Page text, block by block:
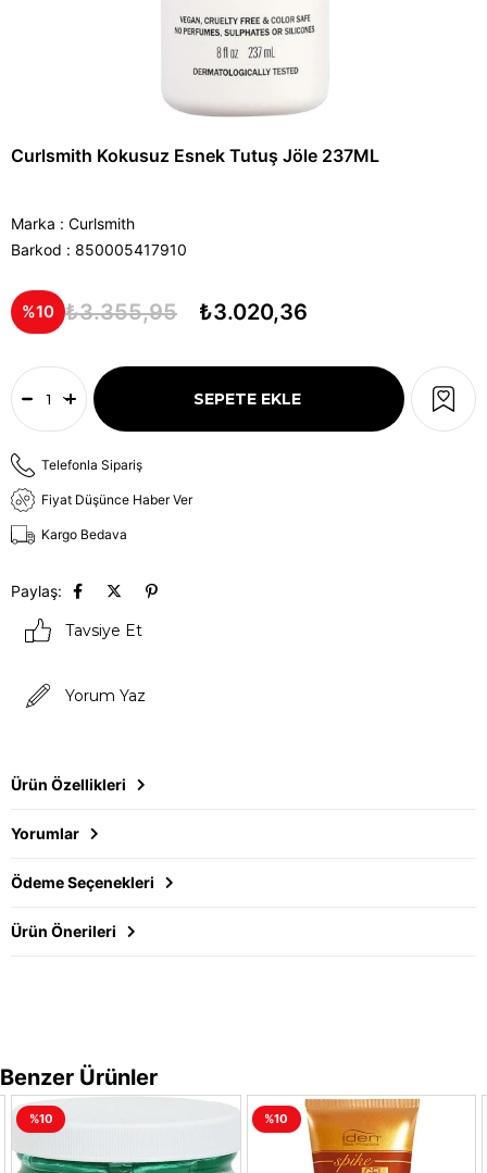
Curlsmith Kokusuz Esnek Tutuş Jöle 237ML
Marka : Curlsmith
Barkod : 850005417910
10 ₺3.355,95 ₺3.020,36
Telefonla Sipariş
Fiyat Düşünce Haber Ver
Kargo Bedava
Paylaş:
Tavsiye Et
Yorum Yaz
Ürün Özellikleri
Yorumlar
Ödeme Seçenekleri
Ürün Önerileri
Benzer Ürünler
%10 %10